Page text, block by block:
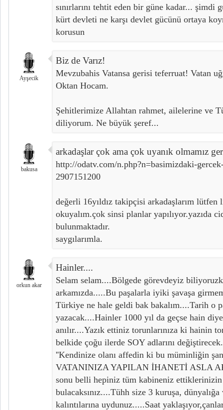
sınırlarını tehtit eden bir güne kadar... şimdi
kürt devleti ne karşı devlet gücünü ortaya
korusun
Ayşecik
Biz de Varız!
Mevzubahis Vatansa gerisi teferruat! Vatan
Oktan Hocam.
Şehitlerimize Allahtan rahmet, ailelerine ve
diliyorum. Ne büyük şeref...
bakusa
arkadaşlar çok ama çok uyanık olmamız
http://odatv.com/n.php?n=basimizdaki-
2907151200
değerli 16yıldız takipçisi arkadaşlarım lütfen
okuyalım.çok sinsi planlar yapılıyor.yazıda
bulunmaktadır.
saygılarımla.
orkun akar
Hainler....
Selam selam....Bölgede görevdeyiz
arkamızda.....Bu paşalarla iyiki şavaşa
Türkiye ne hale geldi bak bakalım....Tarih o
yazacak....Hainler 1000 yıl da geçse hain
anılır....Yazık ettiniz torunlarınıza ki hainin
belkide çoğu ilerde SOY adlarını
''Kendinize olanı affedin ki bu müminliğin
VATANINIZA YAPILAN İHANETİ ASLA
sonu belli hepiniz tüm kabineniz ettiklerinizin
bulacaksınız....Tühh size 3 kuruşa,
kalıntılarına uydunuz.....Saat